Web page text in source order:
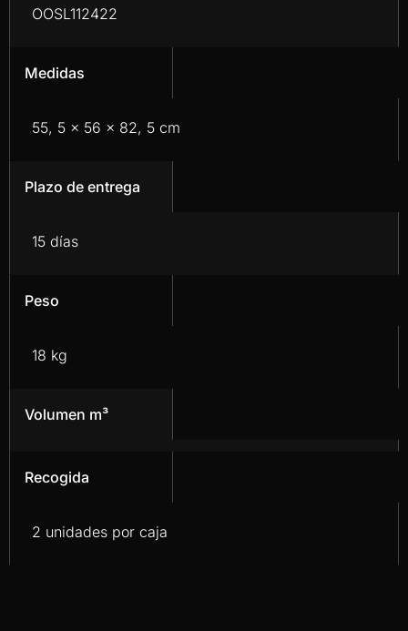
OOSL112422
Medidas
55, 5 x 56 x 82, 5 cm
Plazo de entrega
15 días
Peso
18 kg
Volumen m³
Recogida
2 unidades por caja